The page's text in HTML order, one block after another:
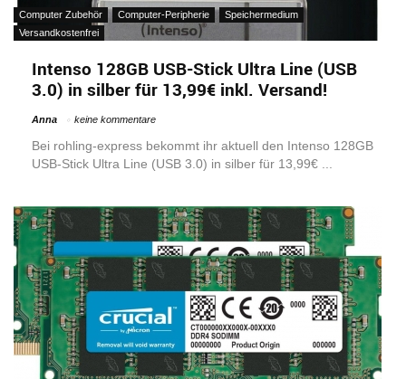
Computer Zubehör Computer-Peripherie
Speichermedium
Versandkostenfrei
Intenso 128GB USB-Stick Ultra Line (USB
3.0) in silber für 13,99€ inkl. Versand!
Anna keine kommentare
Bei rohling-express bekommt ihr aktuell den Intenso 128GB
USB-Stick Ultra Line (USB 3.0) in silber für 13,99€ ...